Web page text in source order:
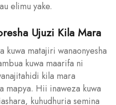
elimu yake.
Ujuzi Kila Mara
kuwa matajiri wanaonyesha
kuwa maarifa ni
kila mara
mapya. Hii inaweza kuwa
kuhudhuria semina